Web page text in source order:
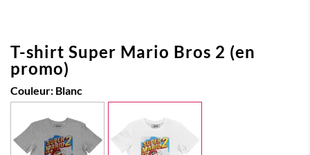
T-shirt Super Mario Bros 2 (en
promo)
Couleur: Blanc